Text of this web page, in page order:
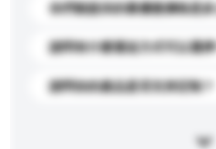
你們能提供的最優惠價格是多
請問有什麼運送方式可以選擇
請問你的產品是否支持定制？